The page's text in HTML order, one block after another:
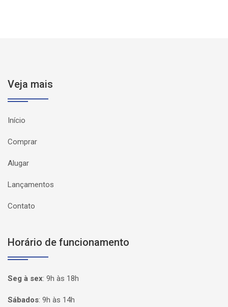
Veja mais
Início
Comprar
Alugar
Lançamentos
Contato
Horário de funcionamento
Seg à sex: 9h às 18h
Sábados: 9h às 14h